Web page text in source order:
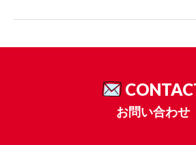
お問い合わせ